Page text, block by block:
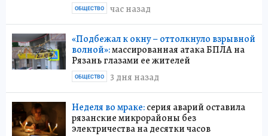
час назад
ОБЩЕСТВО
«Подбежал к окну – оттолкнуло взрывной
волной»:массированная атака БПЛА на
Рязань глазами ее жителей
3 дня назад
ОБЩЕСТВО
Неделя во мраке:серия аварий оставила
рязанские микрорайоны без
электричества на десятки часов